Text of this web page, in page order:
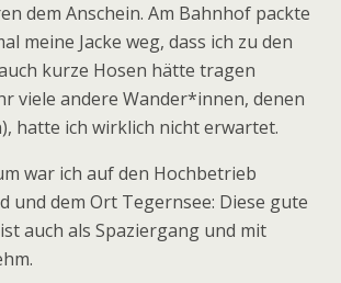
dem Anschein. Am Bahnhof packte
meine Jacke weg, dass ich zu den
kurze Hosen hätte tragen
viele andere Wander*innen, denen
hatte ich wirklich nicht erwartet.
war ich auf den Hochbetrieb
und dem Ort Tegernsee: Diese gute
auch als Spaziergang und mit